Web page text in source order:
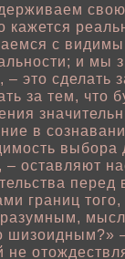
свοю
кажется
с
и мы
– это сделать
за тем, что
в
выбοра
оставляют
перед
границ
шизоидным?»
не